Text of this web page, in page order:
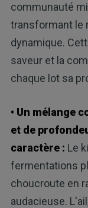
communauté
transformant le
dynamique.
saveur et la
chaque lot sa
• Un mélange
et de
caractère : Le
fermentations
choucroute en
audacieuse.